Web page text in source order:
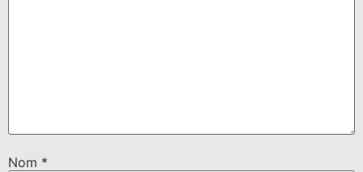
Nom *